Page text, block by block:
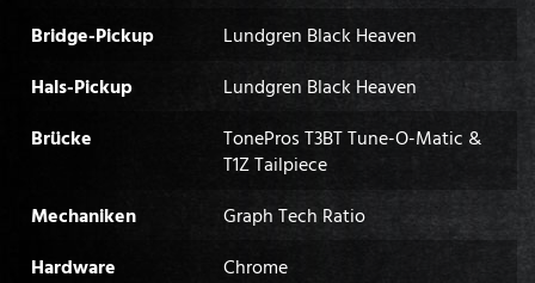
Bridge-Pickup
Lundgren Black Heaven
Hals-Pickup
Lundgren Black Heaven
Brücke
TonePros T3BT Tune-O-Matic &
T1Z Tailpiece
Mechaniken
Graph Tech Ratio
Hardware
Chrome